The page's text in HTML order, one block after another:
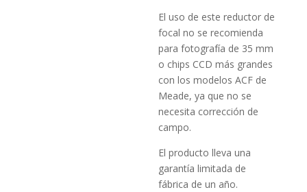
El uso de este reductor de
focal no se recomienda
para fotografía de 35 mm
o chips CCD más grandes
con los modelos ACF de
Meade, ya que no se
necesita corrección de
campo.
El producto lleva una
garantía limitada de
fábrica de un año.